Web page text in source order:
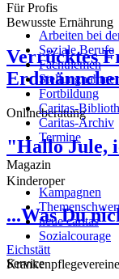
Bewusste Ernährung
Verrücktes
Onlineberatung
"Hallo Jule,
Kinderoper
...Was Du
Eichstätt
Krankenpflegevereine
Für Profis
Arbeiten bei
Soziale Berufe
Fachthemen
Fortbildung
Caritas-
Caritas-Archiv
Termine
Magazin
Kampagnen
neue caritas
Sozialcourage
Service